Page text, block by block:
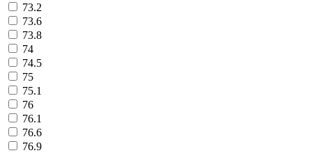
73.2
73.6
73.8
74
74.5
75
75.1
76
76.1
76.6
76.9